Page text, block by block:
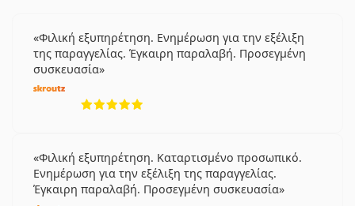
Φιλική εξυπηρέτηση. Ενημέρωση για την εξέλιξη
της παραγγελίας. Έγκαιρη παραλαβή. Προσεγμένη
συσκευασία
Φιλική εξυπηρέτηση. Καταρτισμένο προσωπικό.
Ενημέρωση για την εξέλιξη της παραγγελίας.
Έγκαιρη παραλαβή. Προσεγμένη συσκευασία